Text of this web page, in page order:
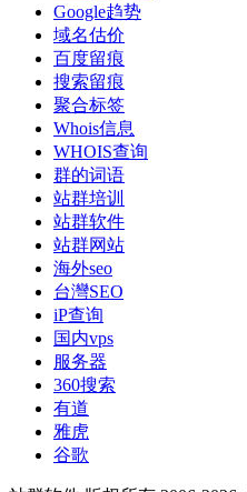
Google趋势
域名估价
百度留痕
搜索留痕
聚合标签
Whois信息
WHOIS查询
群的词语
站群培训
站群软件
站群网站
海外seo
台灣SEO
iP查询
国内vps
服务器
360搜索
有道
雅虎
谷歌